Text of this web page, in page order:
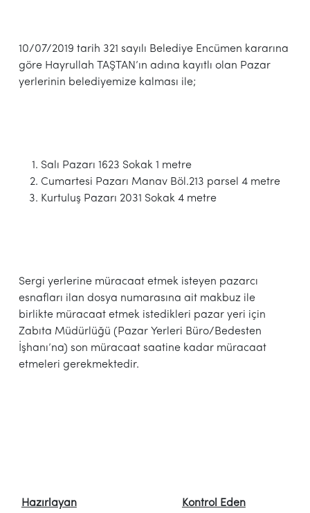
10/07/2019 tarih 321 sayılı Belediye Encümen kararına
göre Hayrullah TAŞTAN’ın adına kayıtlı olan Pazar
yerlerinin belediyemize kalması ile;
Salı Pazarı 1623 Sokak 1 metre
Cumartesi Pazarı Manav Böl.213 parsel 4 metre
Kurtuluş Pazarı 2031 Sokak 4 metre
Sergi yerlerine müracaat etmek isteyen pazarcı
esnafları ilan dosya numarasına ait makbuz ile
birlikte müracaat etmek istedikleri pazar yeri için
Zabıta Müdürlüğü (Pazar Yerleri Büro/Bedesten
İşhanı’na) son müracaat saatine kadar müracaat
etmeleri gerekmektedir.
Hazırlayan
Kontrol Eden